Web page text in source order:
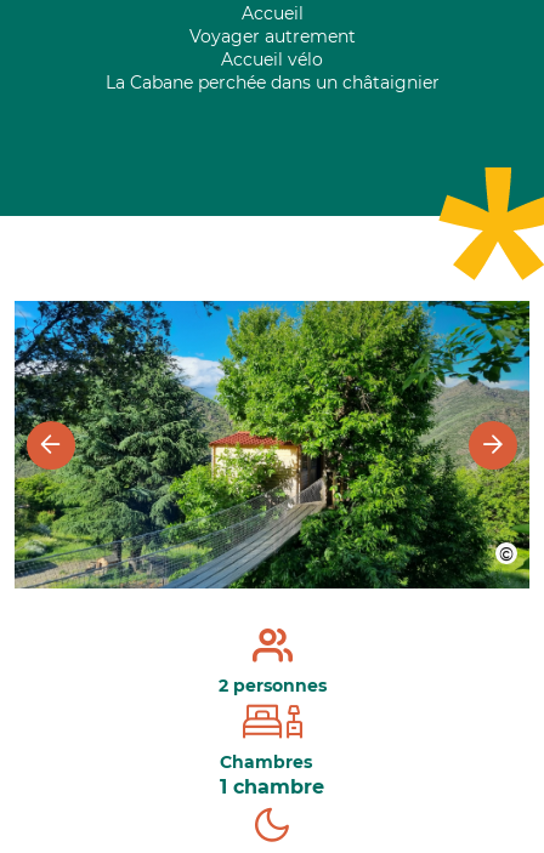
Accueil
Voyager autrement
Accueil vélo
La Cabane perchée dans un châtaignier
2 personnes
Chambres
1 chambre